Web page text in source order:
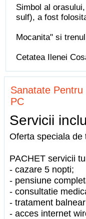
Simbol al
sulf), a fost
Mocanita" si
Cetatea Ilenei
Sanatate
PC
Servicii
Oferta speciala de
PACHET servicii
- cazare 5 nopti;
- pensiune
- consultatie
- tratament
- acces internet